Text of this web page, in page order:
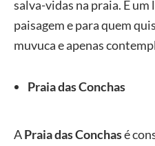
salva-vidas na praia. É um
paisagem e para quem
muvuca e apenas
Praia das Conchas
APraia das Conchasé